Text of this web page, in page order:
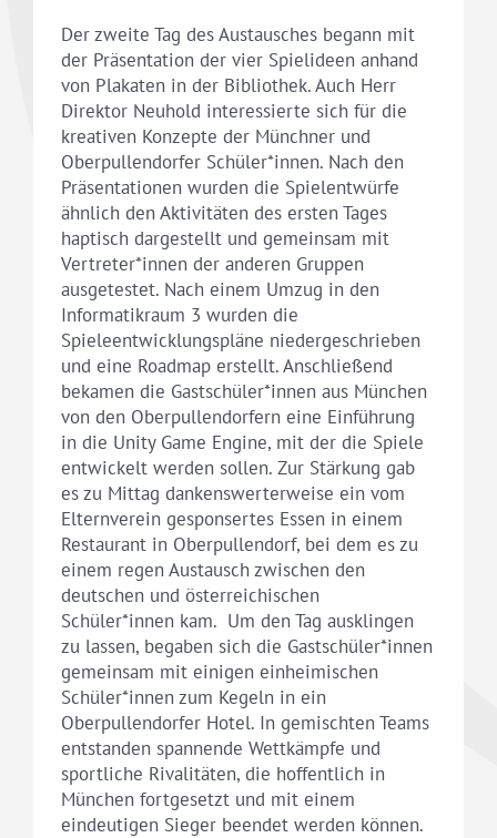
Der zweite Tag des Austausches begann mit
der Präsentation der vier Spielideen anhand
von Plakaten in der Bibliothek. Auch Herr
Direktor Neuhold interessierte sich für die
kreativen Konzepte der Münchner und
Oberpullendorfer Schüler*innen. Nach den
Präsentationen wurden die Spielentwürfe
ähnlich den Aktivitäten des ersten Tages
haptisch dargestellt und gemeinsam mit
Vertreter*innen der anderen Gruppen
ausgetestet. Nach einem Umzug in den
Informatikraum 3 wurden die
Spieleentwicklungspläne niedergeschrieben
und eine Roadmap erstellt. Anschließend
bekamen die Gastschüler*innen aus München
von den Oberpullendorfern eine Einführung
in die Unity Game Engine, mit der die Spiele
entwickelt werden sollen. Zur Stärkung gab
es zu Mittag dankenswerterweise ein vom
Elternverein gesponsertes Essen in einem
Restaurant in Oberpullendorf, bei dem es zu
einem regen Austausch zwischen den
deutschen und österreichischen
Schüler*innen kam. Um den Tag ausklingen
zu lassen, begaben sich die Gastschüler*innen
gemeinsam mit einigen einheimischen
Schüler*innen zum Kegeln in ein
Oberpullendorfer Hotel. In gemischten Teams
entstanden spannende Wettkämpfe und
sportliche Rivalitäten, die hoffentlich in
München fortgesetzt und mit einem
eindeutigen Sieger beendet werden können.